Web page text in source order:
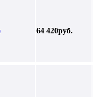
64 420руб.